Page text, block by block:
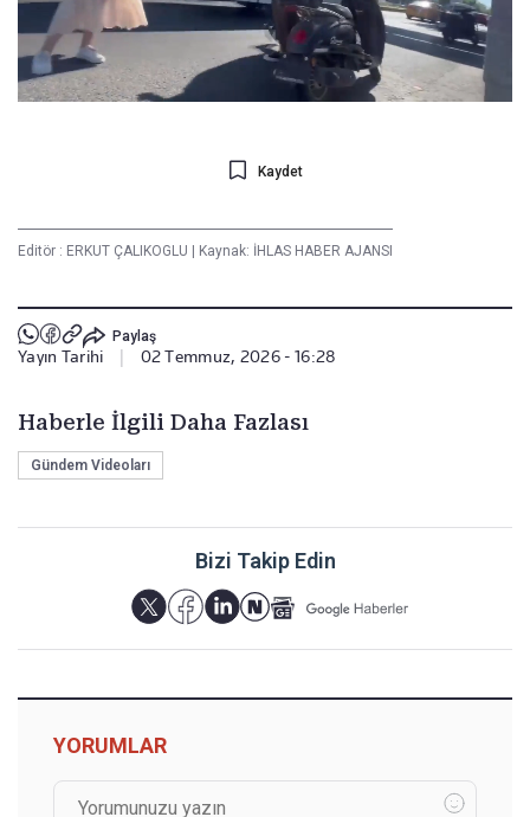
Kaydet
Editör : ERKUT ÇALIKOGLU Kaynak: İHLAS HABER AJANSI
Paylaş
Yayın Tarihi 02 Temmuz, 2026 - 16:28
Haberle İlgili Daha Fazlası
Gündem Videoları
Bizi Takip Edin
YORUMLAR